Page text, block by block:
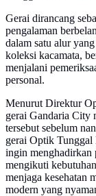
Gerai dirancang
pengalaman
dalam satu alur
koleksi kacamata,
menjalani
personal.
Menurut Direktur
gerai Gandaria City
tersebut sebelum
gerai Optik
ingin menghadirkan
mengikuti
menjaga kesehatan
modern yang